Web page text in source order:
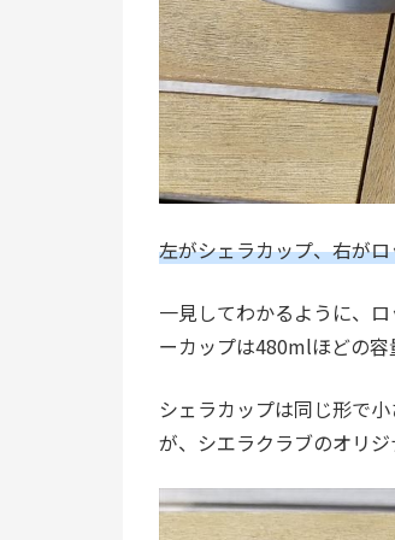
左がシェラカップ、右が
一見してわかるように、
ーカップは480mlほどの容
シェラカップは同じ形で
が、シエラクラブのオリ